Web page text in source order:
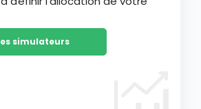
simulateurs